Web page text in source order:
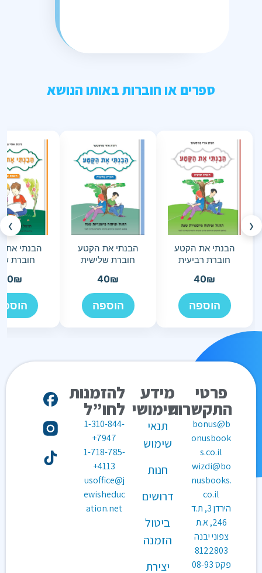
ספרים או חוברות באותו הנושא
‹
הבנתי את הקטע
חוברת רביעית
40₪
הוספה
הבנתי את הקטע
חוברת שלישית
40₪
הוספה
הבנתי את
חוברת
40₪
›
פרטי
התקשרות
bonus@b
onusbook
s.co.il
wizdi@bo
nusbooks.
co.il
הירדן 3, ת.ד
246, א.ת
צפוני יבנה
8122803
פקס08-93
מידע
שימושי
תנאי
שימוש
חנות
דרושים
ביטול
הזמנה
יצירת
להזמנות
לחו”ל
1-310-844-
7947+
1-718-785-
4113+
usoffice@j
ewisheduc
ation.net